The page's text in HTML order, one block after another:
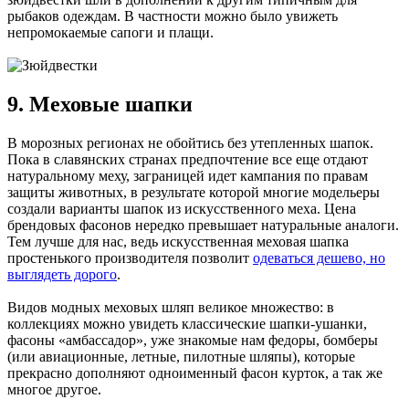
рыбаков одеждам. В частности можно было увижеть
непромокаемые сапоги и плащи.
9. Меховые шапки
В морозных регионах не обойтись без утепленных шапок.
Пока в славянских странах предпочтение все еще отдают
натуральному меху, заграницей идет кампания по правам
защиты животных, в результате которой многие модельеры
создали варианты шапок из искусственного меха. Цена
брендовых фасонов нередко превышает натуральные аналоги.
Тем лучше для нас, ведь искусственная меховая шапка
простенького производителя позволит одеваться дешево, но
выглядеть дорого.
Видов модных меховых шляп великое множество: в
коллекциях можно увидеть классические шапки-ушанки,
фасоны «амбассадор», уже знакомые нам федоры, бомберы
(или авиационные, летные, пилотные шляпы), которые
прекрасно дополняют одноименный фасон курток, а так же
многое другое.